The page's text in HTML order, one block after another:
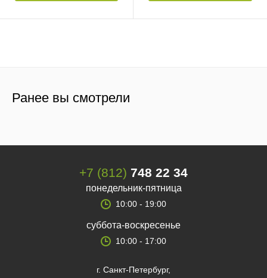
Ранее вы смотрели
+7 (812) 748 22 34
понедельник-пятница
10:00 - 19:00
суббота-воскресенье
10:00 - 17:00
г. Санкт-Петербург,